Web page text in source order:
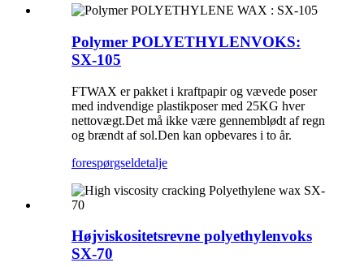
Polymer POLYETHYLENVOKS:
SX-105
FTWAX er pakket i kraftpapir og vævede poser
med indvendige plastikposer med 25KG hver
nettovægt.Det må ikke være gennemblødt af regn
og brændt af sol.Den kan opbevares i to år.
forespørgseldetalje
Højviskositetsrevne polyethylenvoks
SX-70